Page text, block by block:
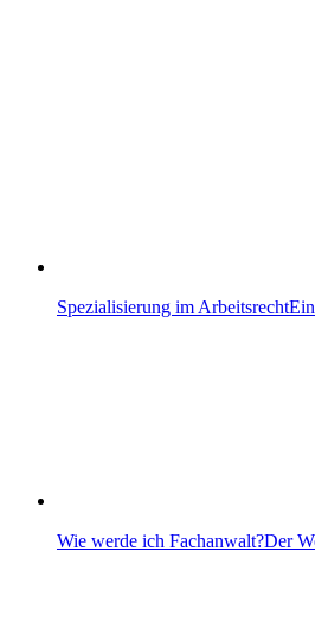
Spezialisierung im
Wie werde ich Fachanwalt?Der